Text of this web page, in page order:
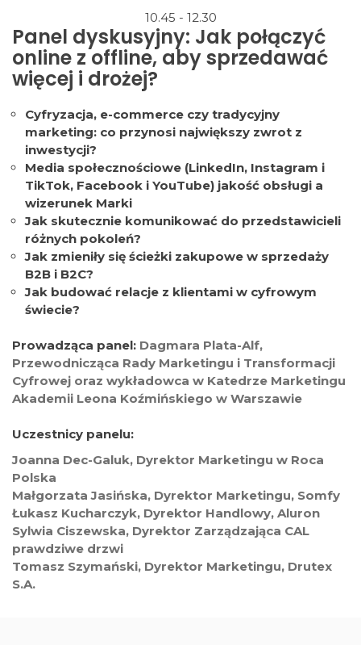
10.45 - 12.30
Panel dyskusyjny: Jak połączyć
online z offline, aby sprzedawać
więcej i drożej?
Cyfryzacja, e-commerce czy tradycyjny
marketing: co przynosi największy zwrot z
inwestycji?
Media społecznościowe (LinkedIn, Instagram i
TikTok, Facebook i YouTube) jakość obsługi a
wizerunek Marki
Jak skutecznie komunikować do przedstawicieli
różnych pokoleń?
Jak zmieniły się ścieżki zakupowe w sprzedaży
B2B i B2C?
Jak budować relacje z klientami w cyfrowym
świecie?
Prowadząca panel: Dagmara Plata-Alf,
Przewodnicząca Rady Marketingu i Transformacji
Cyfrowej oraz wykładowca w Katedrze Marketingu
Akademii Leona Koźmińskiego w Warszawie
Uczestnicy panelu:
Joanna Dec-Galuk, Dyrektor Marketingu w Roca
Polska
Małgorzata Jasińska, Dyrektor Marketingu, Somfy
Łukasz Kucharczyk, Dyrektor Handlowy, Aluron
Sylwia Ciszewska, Dyrektor Zarządzająca CAL
prawdziwe drzwi
Tomasz Szymański, Dyrektor Marketingu, Drutex
S.A.